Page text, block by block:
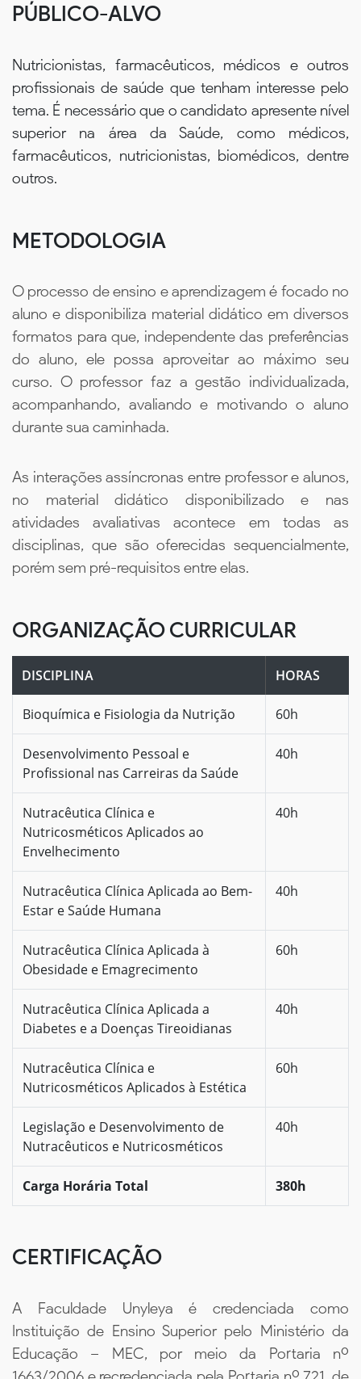
PÚBLICO-ALVO
Nutricionistas, farmacêuticos, médicos e outros
profissionais de saúde que tenham interesse pelo
tema. É necessário que o candidato apresente nível
superior na área da Saúde, como médicos,
farmacêuticos, nutricionistas, biomédicos, dentre
outros.
METODOLOGIA
O processo de ensino e aprendizagem é focado no
aluno e disponibiliza material didático em diversos
formatos para que, independente das preferências
do aluno, ele possa aproveitar ao máximo seu
curso. O professor faz a gestão individualizada,
acompanhando, avaliando e motivando o aluno
durante sua caminhada.
As interações assíncronas entre professor e alunos,
no material didático disponibilizado e nas
atividades avaliativas acontece em todas as
disciplinas, que são oferecidas sequencialmente,
porém sem pré-requisitos entre elas.
ORGANIZAÇÃO CURRICULAR
DISCIPLINA HORAS
Bioquímica e Fisiologia da Nutrição 60h
Desenvolvimento Pessoal e
Profissional nas Carreiras da Saúde
40h
Nutracêutica Clínica e
Nutricosméticos Aplicados ao
Envelhecimento
40h
Nutracêutica Clínica Aplicada ao Bem-
Estar e Saúde Humana
40h
Nutracêutica Clínica Aplicada à
Obesidade e Emagrecimento
60h
Nutracêutica Clínica Aplicada a
Diabetes e a Doenças Tireoidianas
40h
Nutracêutica Clínica e
Nutricosméticos Aplicados à Estética
60h
Legislação e Desenvolvimento de
Nutracêuticos e Nutricosméticos
40h
Carga Horária Total 380h
CERTIFICAÇÃO
A Faculdade Unyleya é credenciada como
Instituição de Ensino Superior pelo Ministério da
Educação – MEC, por meio da Portaria nº